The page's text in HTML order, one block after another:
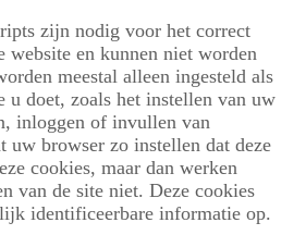
zijn nodig voor het correct
website en kunnen niet worden
meestal alleen ingesteld als
u doet, zoals het instellen van uw
inloggen of invullen van
uw browser zo instellen dat deze
cookies, maar dan werken
van de site niet. Deze cookies
identificeerbare informatie op.